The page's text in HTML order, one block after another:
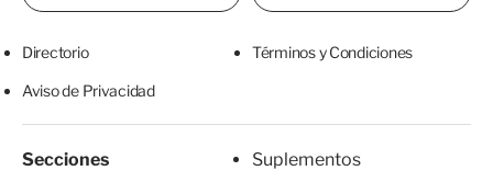
Directorio Términos y Condiciones
Aviso de Privacidad
Secciones
Suplementos